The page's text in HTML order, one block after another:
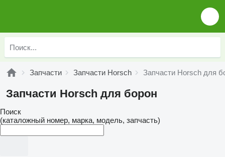
Запчасти Запчасти Horsch Запчасти Horsch для
Запчасти Horsch для борон
Поиск
(каталожный номер, марка, модель, запчасть)